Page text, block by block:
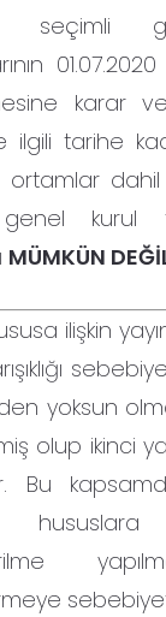
seçimli
karar
ilgili tarihe
kurul
MÜMKÜN
ilişkin
yoksun
olup ikinci
Bu